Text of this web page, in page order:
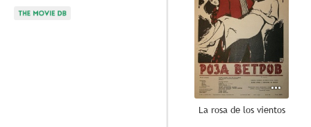
La rosa de los vientos